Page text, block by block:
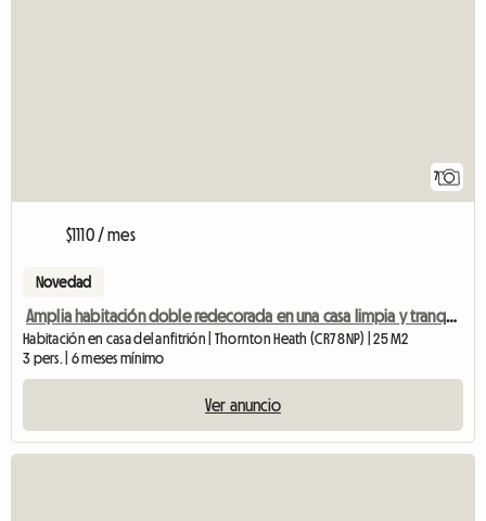
7
$1110 / mes
Novedad
Amplia habitación doble redecorada en una casa limpia y tranquila.
Habitación en casa del anfitrión | Thornton Heath (CR7 8NP) | 25 M2
3 pers. | 6 meses mínimo
Ver anuncio